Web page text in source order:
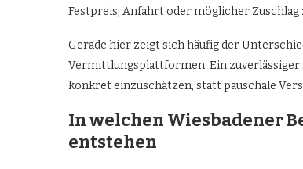
Festpreis, Anfahrt oder möglicher Zuschlag
Gerade hier zeigt sich häufig der
Vermittlungsplattformen. Ein zuverlässiger
konkret einzuschätzen, statt pauschale
In welchen Wiesbadener
entstehen